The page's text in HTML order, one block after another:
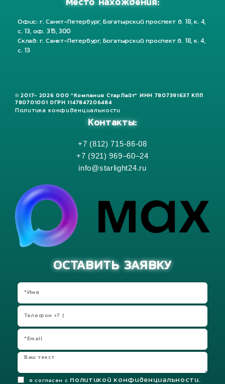
Место нахождения:
Офис: г. Санкт-Петербург, Богатырский проспект д. 18, к. 4,
с. 13, оф. 315, 300
Склад: г. Санкт-Петербург, Богатырский проспект д. 18, к. 4,
с. 13
© 2017- 2026 ООО "Компания СтарЛайт" ИНН 7807391637 КПП
780701001 ОГРН 1147847206484
Политика конфиденциальности
Контакты:
+7 (812) 715-86-08
+7 (921) 969–60–24
info@starlight24.ru
ОСТАВИТЬ ЗАЯВКУ
я согласен с политикой конфиденциальности.